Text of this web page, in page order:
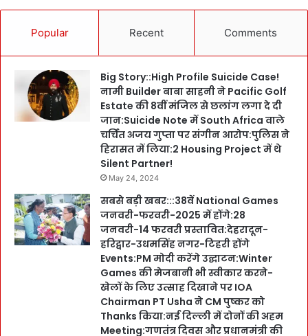
Popular Recent Comments
Big Story::High Profile Suicide Case!
नामी Builder बाबा साहनी ने Pacific Golf
Estate की 8वीं मंजिल से छलांग लगा दे दी
जान:Suicide Note में South Africa वाले
चर्चित अजय गुप्ता पर संगीन आरोप:पुलिस ने
हिरासत में लिया:2 Housing Project में थे
Silent Partner!
May 24, 2024
सबसे बड़ी खबर:::38वें National Games
जनवरी-फरवरी-2025 में होंगे:28
जनवरी-14 फरवरी प्रस्तावित:देहरादून-
हरिद्वार-उधमसिंह नगर-टिहरी होंगे
Events:PM मोदी करेंगे उद्घाटन:Winter
Games की मेजबानी भी स्वीकार करने-
खेलों के लिए उत्साह दिखाने पर IOA
Chairman PT Usha ने CM पुष्कर को
Thanks किया:नई दिल्ली में दोनों की अहम
Meeting:गणतंत्र दिवस और प्रधानमंत्री की